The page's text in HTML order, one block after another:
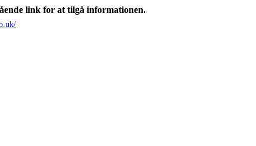
link for at tilgå informationen.